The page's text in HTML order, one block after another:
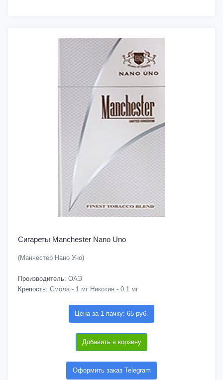
Сигареты Manchester Nano Uno
(Манчестер Нано Уно)
Производитель: ОАЭ
Крепость: Смола - 1 мг Никотин - 0.1 мг
Цена за 1 пачку: 65 руб.
Добавить в корзину
Оформить заказ Telegram